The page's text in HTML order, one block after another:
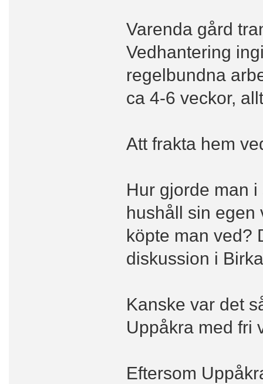
Varenda gård
Vedhantering
regelbundna
ca 4-6 veckor,
Att frakta hem
Hur gjorde man
hushåll sin egen
köpte man ved?
diskussion i
Kanske var det
Uppåkra med fri
Eftersom